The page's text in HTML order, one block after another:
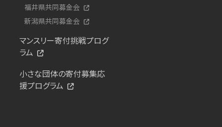
福井県共同募金会
新潟県共同募金会
マンスリー寄付挑戦プログ
ラム
小さな団体の寄付募集応
援プログラム